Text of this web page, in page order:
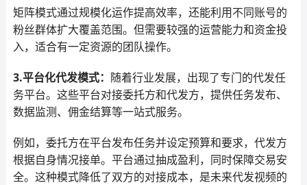
矩阵模式通过规模化运作提高效率，还能利用不同账号的
粉丝群体扩大覆盖范围。但需要较强的运营能力和资金投
入，适合有一定资源的团队操作。
3.平台化代发模式： 随着行业发展，出现了专门的代发任
务平台。这些平台对接委托方和代发方，提供任务发布、
数据监测、佣金结算等一站式服务。
例如，委托方在平台发布任务并设定预算和要求，代发方
根据自身情况接单。平台通过抽成盈利，同时保障交易安
全。这种模式降低了双方的对接成本，是未来代发视频的